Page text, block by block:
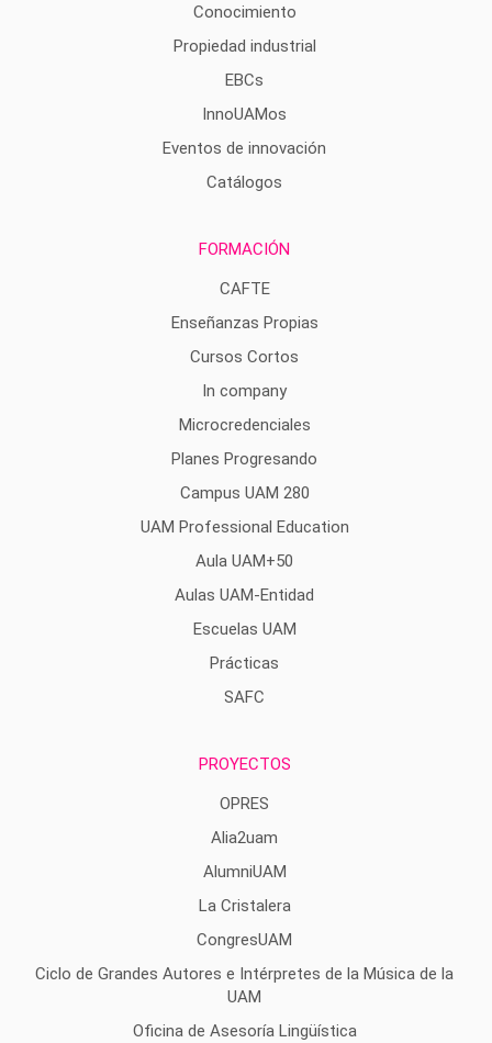
Conocimiento
Propiedad industrial
EBCs
InnoUAMos
Eventos de innovación
Catálogos
FORMACIÓN
CAFTE
Enseñanzas Propias
Cursos Cortos
In company
Microcredenciales
Planes Progresando
Campus UAM 280
UAM Professional Education
Aula UAM+50
Aulas UAM-Entidad
Escuelas UAM
Prácticas
SAFC
PROYECTOS
OPRES
Alia2uam
AlumniUAM
La Cristalera
CongresUAM
Ciclo de Grandes Autores e Intérpretes de la Música de la
UAM
Oficina de Asesoría Lingüística